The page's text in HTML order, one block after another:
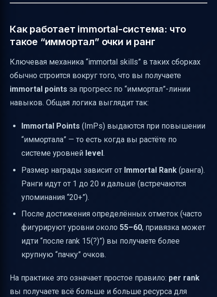
Как работает immortal-система: что
такое “иммортал” очки и ранг
Ключевая механика “immortal skills” в таких сборках
обычно строится вокруг того, что вы получаете
immortal points за прогресс по “иммортал”-линии
навыков. Общая логика выглядит так:
Immortal Points (ImPs) выдаются при повышении
“иммортала” — то есть когда вы растёте по
системе уровней level .
Размер награды зависит от Immortal Rank (ранга).
Ранги идут от 1 до 20 и дальше (встречаются
упоминания “20+”).
После достижения определённых отметок (часто
фигурируют уровни около 55–60, привязка может
идти “после rank 15(?)”) вы получаете более
крупную “пачку” очков.
На практике это означает простое правило: per rank
вы получаете всё больше и больше ресурса для